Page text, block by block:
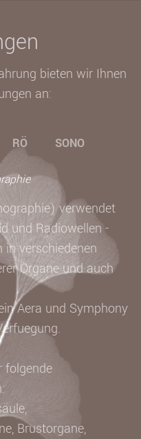
bieten wir Ihnen
an:
RÖ SONO
verwendet
und Radiowellen -
in verschiedenen
Organe und auch
Aera und Symphony
folgende
Brustorgane,